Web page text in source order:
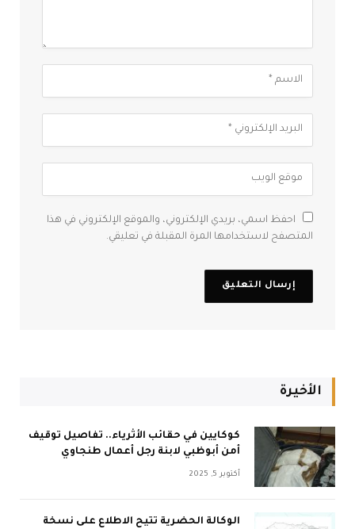
احفظ اسمي، بريدي الإلكتروني، والموقع الإلكتروني في هذا
المتصفح لاستخدامها المرة المقبلة في تعليقي.
الأخيرة
كوكايين في حقائب الأثرياء.. تفاصيل توقيف
أمن أبوظبي لابنة رجل أعمال طنجاوي
أكتوبر 5, 2025
الوكالة الحضرية تتيح الاطلاع على نسخة